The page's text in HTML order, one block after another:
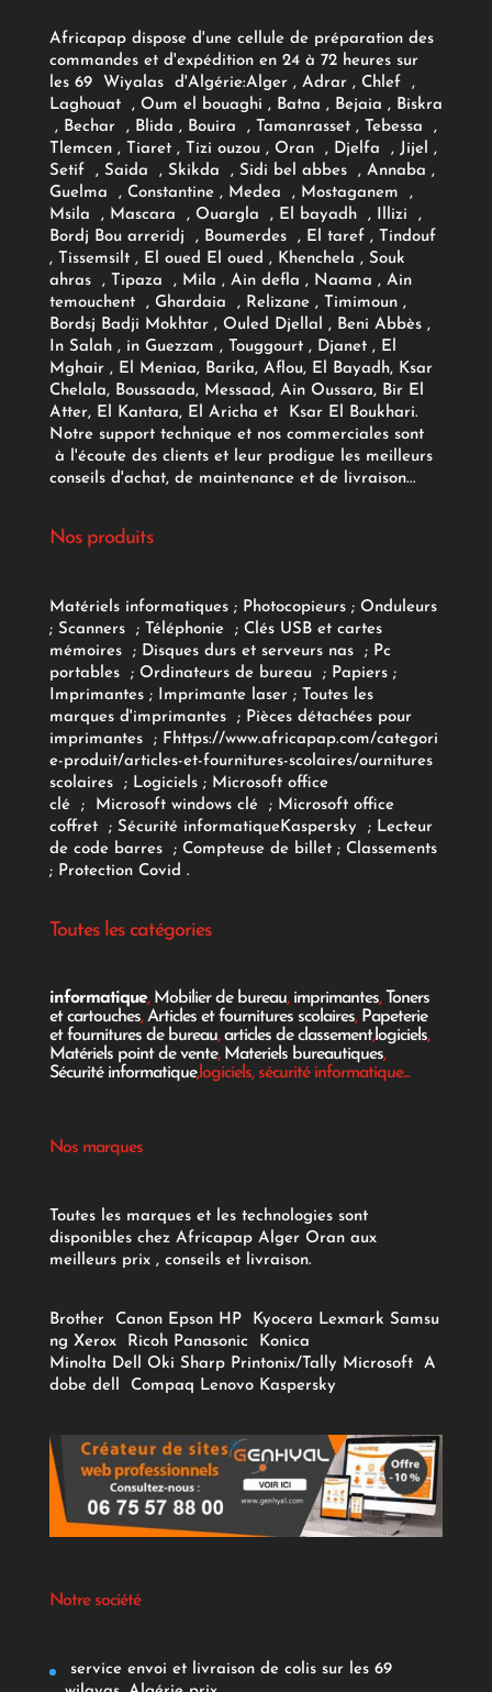
Africapap dispose d'une cellule de préparation des
commandes et d'expédition en 24 à 72 heures sur
les 69 Wiyalas d'Algérie:Alger , Adrar, Chlef ,
Laghouat , Oum el bouaghi , Batna , Bejaia , Biskra
, Bechar , Blida , Bouira , Tamanrasset , Tebessa ,
Tlemcen , Tiaret , Tizi ouzou , Oran , Djelfa , Jijel ,
Setif , Saida , Skikda , Sidi bel abbes , Annaba ,
Guelma , Constantine , Medea , Mostaganem ,
Msila , Mascara , Ouargla , El bayadh , Illizi ,
Bordj Bou arreridj , Boumerdes , El taref , Tindouf
, Tissemsilt , El oued El oued , Khenchela , Souk
ahras , Tipaza , Mila , Ain defla , Naama , Ain
temouchent , Ghardaia , Relizane , Timimoun ,
Bordsj Badji Mokhtar , Ouled Djellal , Beni Abbès ,
In Salah , in Guezzam , Touggourt , Djanet , El
Mghair , El Meniaa, Barika, Aflou, El Bayadh, Ksar
Chelala, Boussaada, Messaad, Ain Oussara, Bir El
Atter, El Kantara, El Aricha et Ksar El Boukhari.
Notre support technique et nos commerciales sont
à l'écoute des clients et leur prodigue les meilleurs
conseils d'achat, de maintenance et de livraison...
Nos produits
Matériels informatiques; Photocopieurs; Onduleurs
; Scanners ; Téléphonie ; Clés USB et cartes
mémoires
; Disques durs et serveurs nas ; Pc
portables
; Ordinateurs de bureau ; Papiers;
Imprimantes;Imprimante laser; Toutes les
marques d'imprimantes
; Pièces détachées pour
imprimantes
; F https://www.africapap.com/categori
e-produit/articles-et-fournitures-scolaires/ournitures
scolaires; Logiciels ; Microsoft office
clé
; Microsoft windows clé; Microsoft office
coffret ; Sécurité informatiqueKaspersky ; Lecteur
de code barres
; Compteuse de billet; Classements
; Protection Covid .
Toutes les catégories
informatique, Mobilier de bureau, imprimantes, Toners
et cartouches,Articles et fournitures scolaires, Papeterie
et fournitures de bureau,articles de classement,logiciels,
Matériels point de vente, Materiels bureautiques,
Sécurité informatique,logiciels, sécurité informatique...
Nos marques
Toutes les marques et les technologies sont
disponibles chez Africapap Alger Oran aux
meilleurs prix , conseils et livraison.
Brother Canon Epson HP Kyocera Lexmark Samsu
ng Xerox Ricoh Panasonic
Konica
Minolta Dell Oki Sharp Printonix/Tally Microsoft
A
dobe dell Compaq Lenovo Kaspersky
Notre société
service envoi et livraison de colis sur les 69